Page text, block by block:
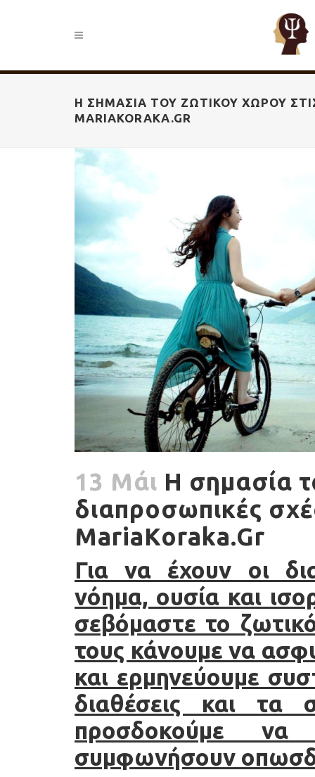
Η ΣΗΜΑΣΊΑ ΤΟΥ ΖΩΤΙΚΟΎ ΧΏΡΟΥ
MARIAKORAKA.GR
13 Μάι Η σημασία
διαπροσωπικές
MariaKoraka.Gr
Για να έχουν οι
νόημα, ουσία και
σεβόμαστε το
τους κάνουμε να
και ερμηνεύουμε
διαθέσεις και τα
προσδοκούμε να
συμφωνήσουν